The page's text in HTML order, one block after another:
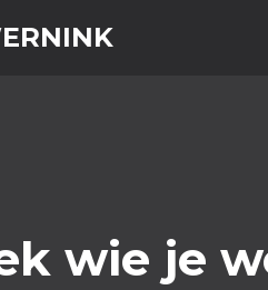
wie je